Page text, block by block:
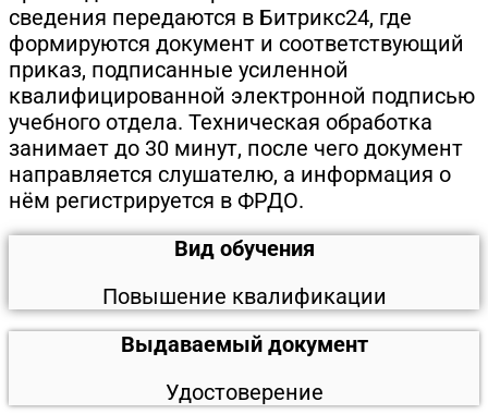
сведения передаются в Битрикс24, где
формируются документ и соответствующий
приказ, подписанные усиленной
квалифицированной электронной подписью
учебного отдела. Техническая обработка
занимает до 30 минут, после чего документ
направляется слушателю, а информация о
нём регистрируется в ФРДО.
Вид обучения
Повышение квалификации
Выдаваемый документ
Удостоверение